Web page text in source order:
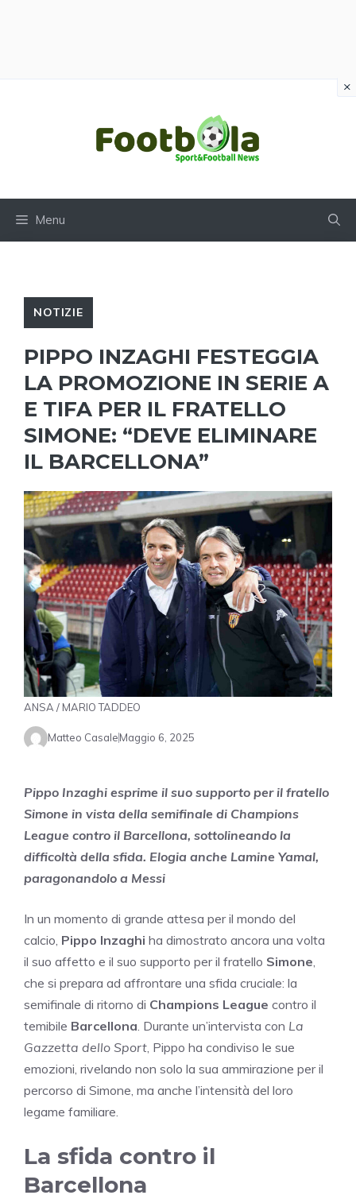
Menu
NOTIZIE
PIPPO INZAGHI FESTEGGIA
LA PROMOZIONE IN SERIE A
E TIFA PER IL FRATELLO
SIMONE: “DEVE ELIMINARE
IL BARCELLONA”
ANSA / MARIO TADDEO
Matteo CasaleMaggio 6, 2025
Pippo Inzaghi esprime il suo supporto per il fratello
Simone in vista della semifinale di Champions
League contro il Barcellona, sottolineando la
difficoltà della sfida. Elogia anche Lamine Yamal,
paragonandolo a Messi
In un momento di grande attesa per il mondo del
calcio, Pippo Inzaghi ha dimostrato ancora una volta
il suo affetto e il suo supporto per il fratello Simone
che si prepara ad affrontare una sfida cruciale: la
semifinale di ritorno di Champions League contro il
temibile Barcellona . Durante un’intervista con La
Gazzetta dello Sport , Pippo ha condiviso le sue
emozioni, rivelando non solo la sua ammirazione per il
percorso di Simone, ma anche l’intensità del loro
legame familiare.
La sfida contro il
Barcellona
×